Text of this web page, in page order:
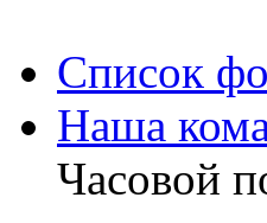
Список
Наша
Часовой